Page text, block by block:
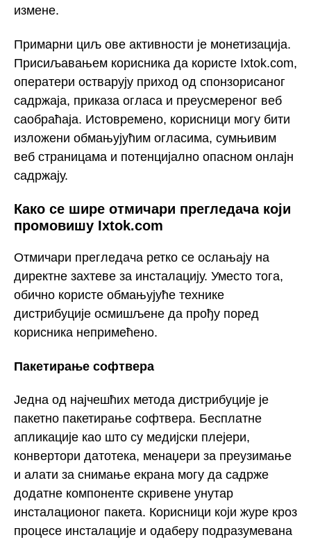
измене.
Примарни циљ ове активности је монетизација.
Присиљавањем корисника да користе Ixtok.com,
оператери остварују приход од спонзорисаног
садржаја, приказа огласа и преусмереног веб
саобраћаја. Истовремено, корисници могу бити
изложени обмањујућим огласима, сумњивим
веб страницама и потенцијално опасном онлајн
садржају.
Како се шире отмичари прегледача који
промовишу Ixtok.com
Отмичари прегледача ретко се ослањају на
директне захтеве за инсталацију. Уместо тога,
обично користе обмањујуће технике
дистрибуције осмишљене да прођу поред
корисника непримећено.
Пакетирање софтвера
Једна од најчешћих метода дистрибуције је
пакетно пакетирање софтвера. Бесплатне
апликације као што су медијски плејери,
конвертори датотека, менаџери за преузимање
и алати за снимање екрана могу да садрже
додатне компоненте скривене унутар
инсталационог пакета. Корисници који журе кроз
процесе инсталације и одаберу подразумевана